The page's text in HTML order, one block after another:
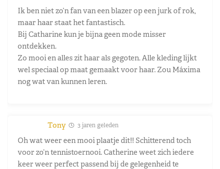
Ik ben niet zo’n fan van een blazer op een jurk of rok,
maar haar staat het fantastisch.
Bij Catharine kun je bijna geen mode misser
ontdekken.
Zo mooi en alles zit haar als gegoten. Alle kleding lijkt
wel speciaal op maat gemaakt voor haar. Zou Máxima
nog wat van kunnen leren.
Tony 3 jaren geleden
Oh wat weer een mooi plaatje dit!! Schitterend toch
voor zo’n tennistoernooi. Catherine weet zich iedere
keer weer perfect passend bij de gelegenheid te